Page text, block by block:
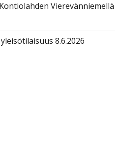
Vierevänniemellä
8.6.2026